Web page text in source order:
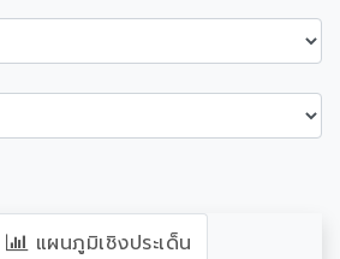
แผนภูมิเชิงประเด็น